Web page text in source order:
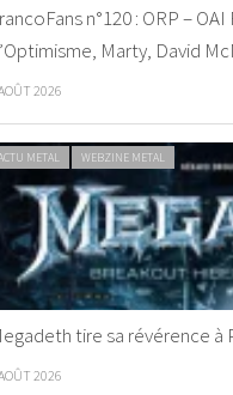
n°120 : ORP –
Marty, David
2026
METAL WEBZINE METAL
tire sa révérence à
2026